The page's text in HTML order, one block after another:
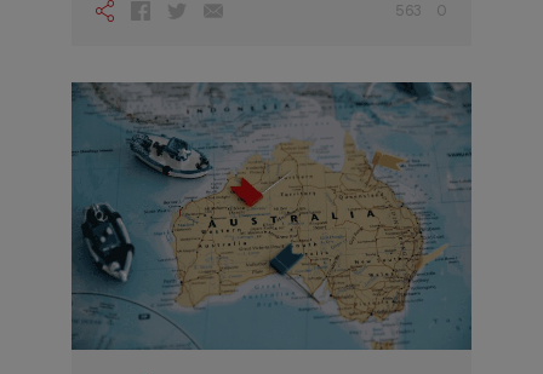
563 0